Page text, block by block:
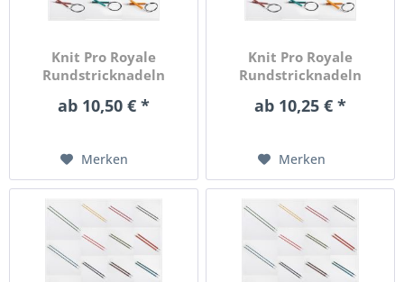
Knit Pro Royale
Rundstricknadeln
ab 10,50 € *
Merken
Knit Pro Royale
Rundstricknadeln
ab 10,25 € *
Merken